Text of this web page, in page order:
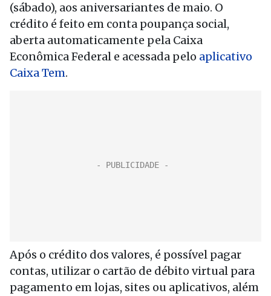
(sábado), aos aniversariantes de maio. O
crédito é feito em conta poupança social,
aberta automaticamente pela Caixa
Econômica Federal e acessada pelo aplicativo
Caixa Tem.
Após o crédito dos valores, é possível pagar
contas, utilizar o cartão de débito virtual para
pagamento em lojas, sites ou aplicativos, além